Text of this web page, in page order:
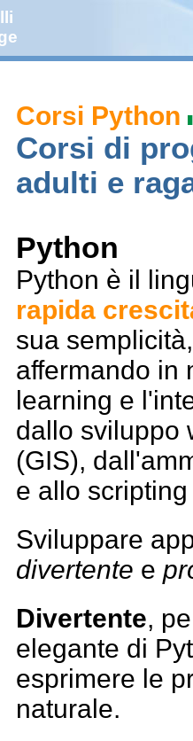
Corsi Python
Corsi di
adulti e
Python
Python è il
rapida
sua
affermando in
learning e
dallo sviluppo
(GIS),
e allo
Sviluppare
divertente e
Divertente,
elegante di
esprimere le
naturale.